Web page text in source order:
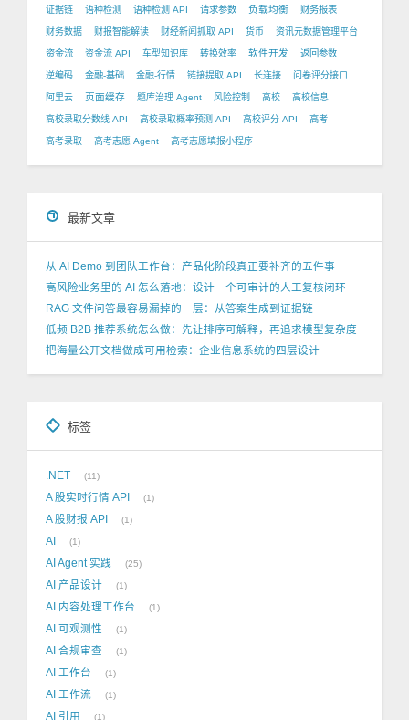
证据链 语种检测 语种检测 API 请求参数 负载均衡 财务报表
财务数据 财报智能解读 财经新闻抓取 API 货币 资讯元数据管理平台
资金流 资金流 API 车型知识库 转换效率 软件开发 返回参数
逆编码 金融-基础 金融-行情 链接提取 API 长连接 问卷评分接口
阿里云 页面缓存 题库治理 Agent 风险控制 高校 高校信息
高校录取分数线 API 高校录取概率预测 API 高校评分 API 高考
高考录取 高考志愿 Agent 高考志愿填报小程序
最新文章
从 AI Demo 到团队工作台：产品化阶段真正要补齐的五件事
高风险业务里的 AI 怎么落地：设计一个可审计的人工复核闭环
RAG 文件问答最容易漏掉的一层：从答案生成到证据链
低频 B2B 推荐系统怎么做：先让排序可解释，再追求模型复杂度
把海量公开文档做成可用检索：企业信息系统的四层设计
标签
.NET 11
A 股实时行情 API 1
A 股财报 API 1
AI 1
AI Agent 实践 25
AI 产品设计 1
AI 内容处理工作台 1
AI 可观测性 1
AI 合规审查 1
AI 工作台 1
AI 工作流 1
AI 引用 1